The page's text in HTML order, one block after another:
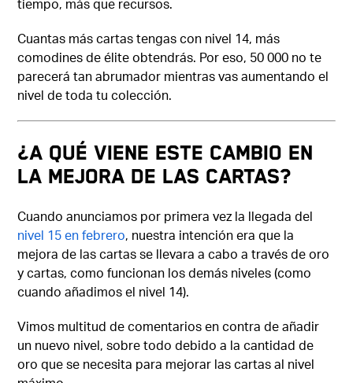
tiempo, más que recursos.
Cuantas más cartas tengas con nivel 14, más
comodines de élite obtendrás. Por eso, 50 000 no te
parecerá tan abrumador mientras vas aumentando el
nivel de toda tu colección.
¿A QUÉ VIENE ESTE CAMBIO EN
LA MEJORA DE LAS CARTAS?
Cuando anunciamos por primera vez la llegada del
nivel 15 en febrero, nuestra intención era que la
mejora de las cartas se llevara a cabo a través de oro
y cartas, como funcionan los demás niveles (como
cuando añadimos el nivel 14).
Vimos multitud de comentarios en contra de añadir
un nuevo nivel, sobre todo debido a la cantidad de
oro que se necesita para mejorar las cartas al nivel